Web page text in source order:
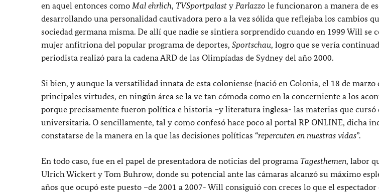
en aquel entonces como Mal ehrlich, TVSportpalast y Parlazzo le funcionaron a manera de
desarrollando una personalidad cautivadora pero a la vez sólida que reflejaba los cambios
sociedad germana misma. De allí que nadie se sintiera sorprendido cuando en 1999 Will
mujer anfitriona del popular programa de deportes, Sportschau, logro que se vería
periodista realizó para la cadena ARD de las Olimpíadas de Sydney del año 2000.
Si bien, y aunque la versatilidad innata de esta coloniense (nació en Colonia, el 18 de marzo
principales virtudes, en ningún área se la ve tan cómoda como en la concerniente a los
porque precisamente fueron política e historia –y literatura inglesa- las materias que cursó
universitaria. O sencillamente, tal y como confesó hace poco al portal RP ONLINE, dicha
constatarse de la manera en la que las decisiones políticas “repercuten en nuestras vidas”.
En todo caso, fue en el papel de presentadora de noticias del programa Tagesthemen, labor
Ulrich Wickert y Tom Buhrow, donde su potencial ante las cámaras alcanzó su máximo
años que ocupó este puesto –de 2001 a 2007- Will consiguió con creces lo que el espectador